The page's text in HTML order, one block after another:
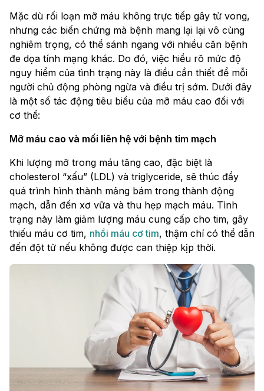
Mặc dù rối loạn mỡ máu không trực tiếp gây tử vong,
nhưng các biến chứng mà bệnh mang lại lại vô cùng
nghiêm trọng, có thể sánh ngang với nhiều căn bệnh
đe dọa tính mạng khác. Do đó, việc hiểu rõ mức độ
nguy hiểm của tình trạng này là điều cần thiết để mỗi
người chủ động phòng ngừa và điều trị sớm. Dưới đây
là một số tác động tiêu biểu của mỡ máu cao đối với
cơ thể:
Mỡ máu cao và mối liên hệ với bệnh tim mạch
Khi lượng mỡ trong máu tăng cao, đặc biệt là
cholesterol “xấu” (LDL) và triglyceride, sẽ thúc đẩy
quá trình hình thành mảng bám trong thành động
mạch, dẫn đến xơ vữa và thu hẹp mạch máu. Tình
trạng này làm giảm lượng máu cung cấp cho tim, gây
thiếu máu cơ tim, nhồi máu cơ tim, thậm chí có thể dẫn
đến đột tử nếu không được can thiệp kịp thời.